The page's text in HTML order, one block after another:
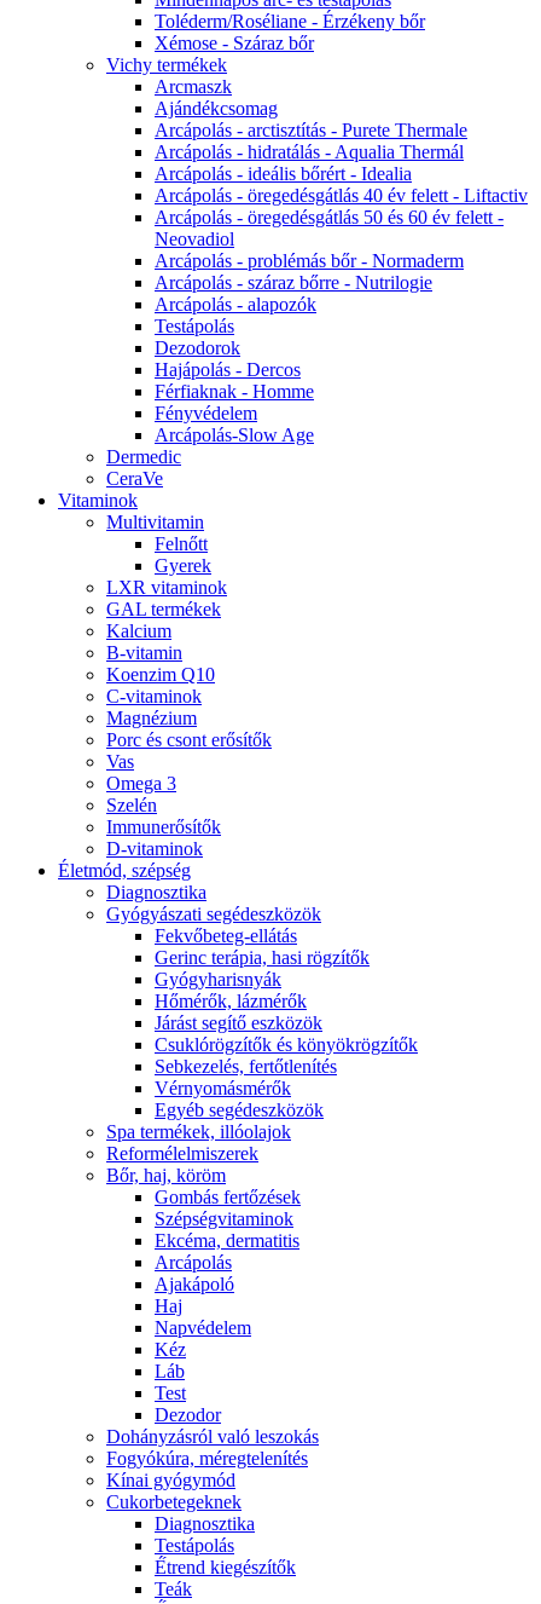
Toléderm/Roséliane - Érzékeny bőr
Xémose - Száraz bőr
Vichy termékek
Arcmaszk
Ajándékcsomag
Arcápolás - arctisztítás - Purete Thermale
Arcápolás - hidratálás - Aqualia Thermál
Arcápolás - ideális bőrért - Idealia
Arcápolás - öregedésgátlás 40 év felett - Liftactiv
Arcápolás - öregedésgátlás 50 és 60 év felett -
Neovadiol
Arcápolás - problémás bőr - Normaderm
Arcápolás - száraz bőrre - Nutrilogie
Arcápolás - alapozók
Testápolás
Dezodorok
Hajápolás - Dercos
Férfiaknak - Homme
Fényvédelem
Arcápolás-Slow Age
Dermedic
CeraVe
Vitaminok
Multivitamin
Felnőtt
Gyerek
LXR vitaminok
GAL termékek
Kalcium
B-vitamin
Koenzim Q10
C-vitaminok
Magnézium
Porc és csont erősítők
Vas
Omega 3
Szelén
Immunerősítők
D-vitaminok
Életmód, szépség
Diagnosztika
Gyógyászati segédeszközök
Fekvőbeteg-ellátás
Gerinc terápia, hasi rögzítők
Gyógyharisnyák
Hőmérők, lázmérők
Járást segítő eszközök
Csuklórögzítők és könyökrögzítők
Sebkezelés, fertőtlenítés
Vérnyomásmérők
Egyéb segédeszközök
Spa termékek, illóolajok
Reformélelmiszerek
Bőr, haj, köröm
Gombás fertőzések
Szépségvitaminok
Ekcéma, dermatitis
Arcápolás
Ajakápoló
Haj
Napvédelem
Kéz
Láb
Test
Dezodor
Dohányzásról való leszokás
Fogyókúra, méregtelenítés
Kínai gyógymód
Cukorbetegeknek
Diagnosztika
Testápolás
É́trend kiegészítők
Teák